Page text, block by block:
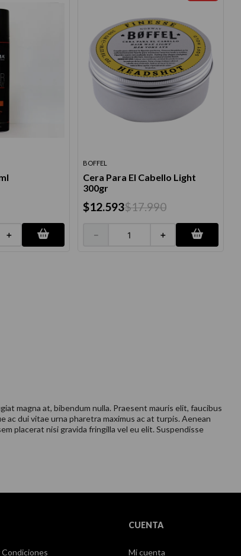
＋
BOFFEL
Cera Para El Cabello Light
300gr
$12.593$17.990
＋
－
magna at, bibendum nulla. Praesent mauris elit, faucibus
dui vitae urna pharetra maximus ac at turpis. Aenean
placerat nisi gravida fringilla vel eu elit. Suspendisse
CUENTA
Mi cuenta